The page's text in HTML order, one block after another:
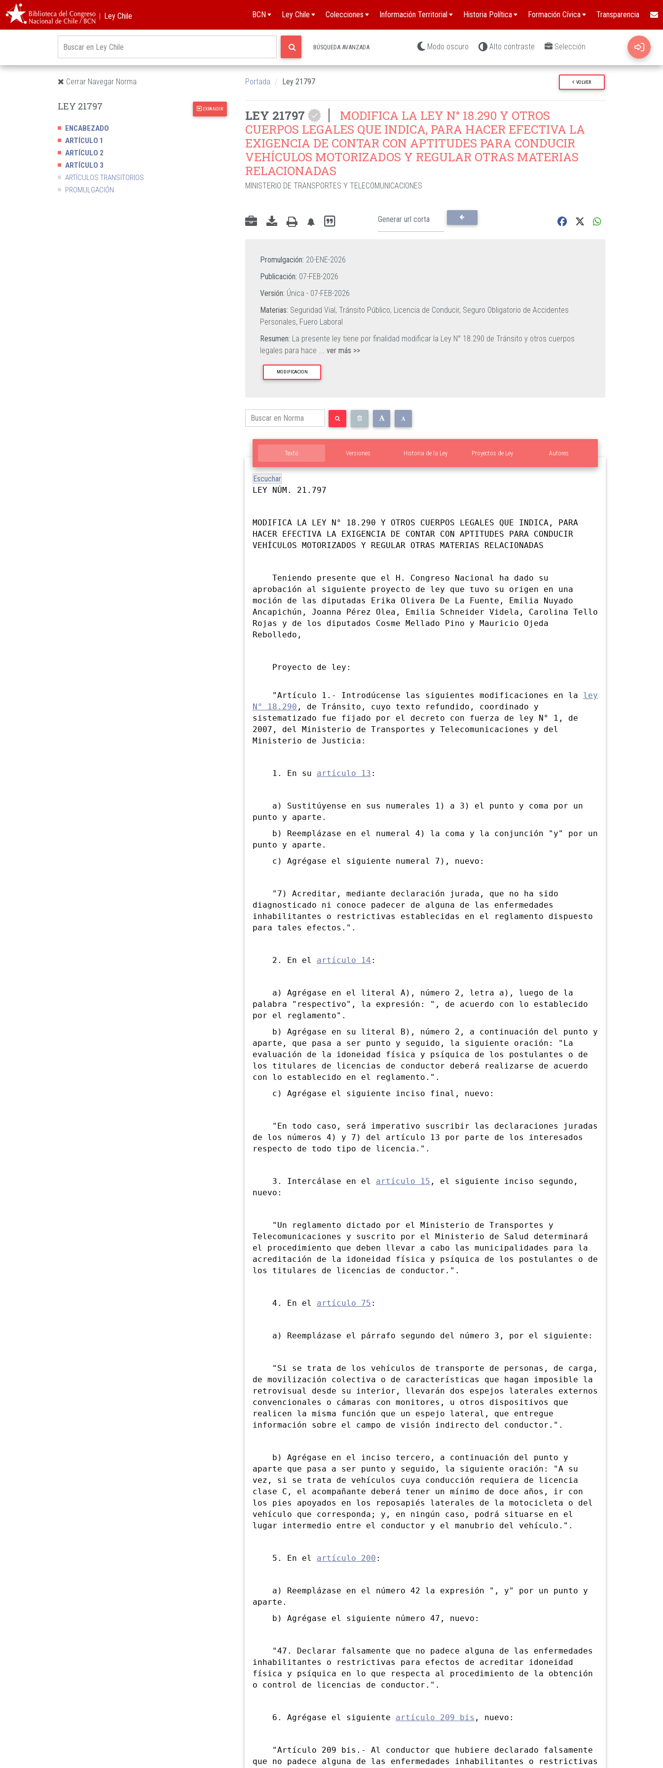
︱Ley Chile BCN Ley Chile Colecciones Información Territorial Historia Política Formación Cívica Transparencia
BÚSQUEDA AVANZADA Modo oscuro Alto contraste Selección
Cerrar Navegar Norma Portada Ley 21797 VOLVER
LEY 21797 EXPANDIR
ENCABEZADO
ARTÍCULO 1
ARTÍCULO 2
ARTÍCULO 3
ARTÍCULOS TRANSITORIOS
PROMULGACIÓN
LEY 21797
MODIFICA LA LEY N° 18.290 Y OTROS
CUERPOS LEGALES QUE INDICA, PARA HACER EFECTIVA LA
EXIGENCIA DE CONTAR CON APTITUDES PARA CONDUCIR
VEHÍCULOS MOTORIZADOS Y REGULAR OTRAS MATERIAS
RELACIONADAS
MINISTERIO DE TRANSPORTES Y TELECOMUNICACIONES
Promulgación: 20-ENE-2026
Publicación: 07-FEB-2026
Versión: Única - 07-FEB-2026
Materias: Seguridad Vial, Tránsito Público, Licencia de Conducir, Seguro Obligatorio de Accidentes
Personales, Fuero Laboral
Resumen: La presente ley tiene por finalidad modificar la Ley N° 18.290 de Tránsito y otros cuerpos
legales para hace
ver más >>
MODIFICACION
Texto Versiones Proyectos de Ley
Historia de la Ley Autores
Escuchar
LEY NÚM. 21.797
MODIFICA LA LEY N° 18.290 Y OTROS CUERPOS LEGALES QUE INDICA, PARA
HACER EFECTIVA LA EXIGENCIA DE CONTAR CON APTITUDES PARA CONDUCIR
VEHÍCULOS MOTORIZADOS Y REGULAR OTRAS MATERIAS RELACIONADAS
Teniendo presente que el H. Congreso Nacional ha dado su
aprobación al siguiente proyecto de ley que tuvo su origen en una
moción de las diputadas Erika Olivera De La Fuente, Emilia Nuyado
Ancapichún, Joanna Pérez Olea, Emilia Schneider Videla, Carolina Tello
Rojas y de los diputados Cosme Mellado Pino y Mauricio Ojeda
Rebolledo,
Proyecto de ley:
"Artículo 1.- Introdúcense las siguientes modificaciones en la
ley
N° 18.290 , de Tránsito, cuyo texto refundido, coordinado y
sistematizado fue fijado por el decreto con fuerza de ley N° 1, de
2007, del Ministerio de Transportes y Telecomunicaciones y del
Ministerio de Justicia:
1. En su artículo 13 :
a) Sustitúyense en sus numerales 1) a 3) el punto y coma por un
punto y aparte.
b) Reemplázase en el numeral 4) la coma y la conjunción "y" por un
punto y aparte.
c) Agrégase el siguiente numeral 7), nuevo:
"7) Acreditar, mediante declaración jurada, que no ha sido
diagnosticado ni conoce padecer de alguna de las enfermedades
inhabilitantes o restrictivas establecidas en el reglamento dispuesto
para tales efectos.".
2. En el artículo 14 :
a) Agrégase en el literal A), número 2, letra a), luego de la
palabra "respectivo", la expresión: ", de acuerdo con lo establecido
por el reglamento".
b) Agrégase en su literal B), número 2, a continuación del punto y
aparte, que pasa a ser punto y seguido, la siguiente oración: "La
evaluación de la idoneidad física y psíquica de los postulantes o de
los titulares de licencias de conductor deberá realizarse de acuerdo
con lo establecido en el reglamento.".
c) Agrégase el siguiente inciso final, nuevo:
"En todo caso, será imperativo suscribir las declaraciones juradas
de los números 4) y 7) del artículo 13 por parte de los interesados
respecto de todo tipo de licencia.".
3. Intercálase en el artículo 15 , el siguiente inciso segundo,
nuevo:
"Un reglamento dictado por el Ministerio de Transportes y
Telecomunicaciones y suscrito por el Ministerio de Salud determinará
el procedimiento que deben llevar a cabo las municipalidades para la
acreditación de la idoneidad física y psíquica de los postulantes o de
los titulares de licencias de conductor.".
4. En el artículo 75 :
a) Reemplázase el párrafo segundo del número 3, por el siguiente:
"Si se trata de los vehículos de transporte de personas, de carga,
de movilización colectiva o de características que hagan imposible la
retrovisual desde su interior, llevarán dos espejos laterales externos
convencionales o cámaras con monitores, u otros dispositivos que
realicen la misma función que un espejo lateral, que entregue
información sobre el campo de visión indirecto del conductor.".
b) Agrégase en el inciso tercero, a continuación del punto y
aparte que pasa a ser punto y seguido, la siguiente oración: "A su
vez, si se trata de vehículos cuya conducción requiera de licencia
clase C, el acompañante deberá tener un mínimo de doce años, ir con
los pies apoyados en los reposapiés laterales de la motocicleta o del
vehículo que corresponda; y, en ningún caso, podrá situarse en el
lugar intermedio entre el conductor y el manubrio del vehículo.".
5. En el artículo 200 :
a) Reemplázase en el número 42 la expresión ", y" por un punto y
aparte.
b) Agrégase el siguiente número 47, nuevo:
"47. Declarar falsamente que no padece alguna de las enfermedades
inhabilitantes o restrictivas para efectos de acreditar idoneidad
física y psíquica en lo que respecta al procedimiento de la obtención
o control de licencias de conductor.".
6. Agrégase el siguiente artículo 209 bis , nuevo:
"Artículo 209 bis.- Al conductor que hubiere declarado falsamente
que no padece alguna de las enfermedades inhabilitantes o restrictivas